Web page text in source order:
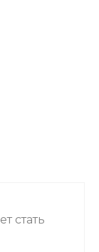
стать